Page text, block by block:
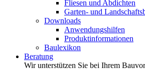
Fliesen und Abdichten
Garten- und
Downloads
Anwendungshilfen
Produktinformationen
Baulexikon
Beratung
Wir unterstützen Sie bei Ihrem